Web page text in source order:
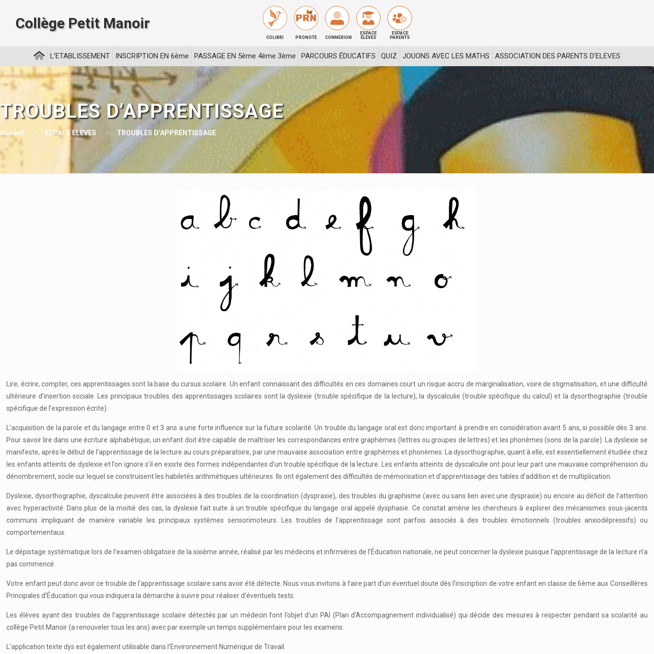
Collège Petit Manoir
COLIBRI PRONOTE CONNEXION
ESPACE
ÉLÈVES
ESPACE
PARENTS
L’ETABLISSEMENT INSCRIPTION EN 6ème PASSAGE EN 5ème 4ème 3ème PARCOURS ÉDUCATIFS QUIZ JOUONS AVEC LES MATHS ASSOCIATION DES PARENTS D’ELEVES
TROUBLES D’APPRENTISSAGE
Accueil ESPACE ELEVES TROUBLES D’APPRENTISSAGE
Lire, écrire, compter, ces apprentissages sont la base du cursus scolaire. Un enfant connaissant des difficultés en ces domaines court un risque accru de marginalisation, voire de stigmatisation, et une difficulté
ultérieure d’insertion sociale. Les principaux troubles des apprentissages scolaires sont la dyslexie (trouble spécifique de la lecture), la dyscalculie (trouble spécifique du calcul) et la dysorthographie (trouble
spécifique de l’expression écrite).
L’acquisition de la parole et du langage entre 0 et 3 ans a une forte influence sur la future scolarité. Un trouble du langage oral est donc important à prendre en considération avant 5 ans, si possible dès 3 ans.
Pour savoir lire dans une écriture alphabétique, un enfant doit être capable de maîtriser les correspondances entre graphèmes (lettres ou groupes de lettres) et les phonèmes (sons de la parole). La dyslexie se
manifeste, après le début de l’apprentissage de la lecture au cours préparatoire, par une mauvaise association entre graphèmes et phonèmes. La dysorthographie, quant à elle, est essentiellement étudiée chez
les enfants atteints de dyslexie et l’on ignore s’il en existe des formes indépendantes d’un trouble spécifique de la lecture. Les enfants atteints de dyscalculie ont pour leur part une mauvaise compréhension du
dénombrement, socle sur lequel se construisent les habiletés arithmétiques ultérieures. Ils ont également des difficultés de mémorisation et d’apprentissage des tables d’addition et de multiplication.
Dyslexie, dysorthographie, dyscalculie peuvent être associées à des troubles de la coordination (dyspraxie), des troubles du graphisme (avec ou sans lien avec une dyspraxie) ou encore au déficit de l’attention
avec hyperactivité. Dans plus de la moitié des cas, la dyslexie fait suite à un trouble spécifique du langage oral appelé dysphasie. Ce constat amène les chercheurs à explorer des mécanismes sous-jacents
communs impliquant de manière variable les principaux systèmes sensorimoteurs. Les troubles de l’apprentissage sont parfois associés à des troubles émotionnels (troubles anxiodépressifs) ou
comportementaux.
Le dépistage systématique lors de l’examen obligatoire de la sixième année, réalisé par les médecins et infirmières de l’Éducation nationale, ne peut concerner la dyslexie puisque l’apprentissage de la lecture n’a
pas commencé.
Votre enfant peut donc avoir ce trouble de l’apprentissage scolaire sans avoir été détecte. Nous vous invitons à faire part d’un éventuel doute dès l’inscription de votre enfant en classe de 6ème aux Conseillères
Principales d’Éducation qui vous indiquera la démarche à suivre pour réaliser d’éventuels tests.
Les élèves ayant des troubles de l’apprentissage scolaire détectés par un médecin font l’objet d’un PAI (Plan d’Accompagnement individualisé) qui décide des mesures à respecter pendant sa scolarité au
collège Petit Manoir (a renouveler tous les ans) avec par exemple un temps supplémentaire pour les examens.
L’application texte dys est également utilisable dans l’Environnement Numérique de Travail.